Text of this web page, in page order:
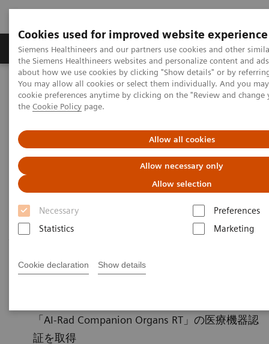
Cookies used for improved website experience
Siemens Healthineers and our partners use cookies and other
the Siemens Healthineers websites and personalize content and
about how we use cookies by clicking "Show details" or by
You may allow all cookies or select them individually. And you
cookie preferences anytime by clicking on the "Review and
the Cookie Policy page.
Allow all cookies
Allow necessary only
Allow selection
Necessary
Preferences
Statistics
Marketing
Cookie declaration Show details
製品＆サービス サポート情報 Insights
ホーム プレスルーム
プレスリリース
AI技術を用いた画像解析ソフト ウェア「AI-Rad Companion 」に3
つのシリーズを追加
AI技術を用いた画像解析ソフ
ト ウェア「AI-Rad Companion
」に3つのシリーズを追加
解析機能も10種に増え、AIを活用した画像解
析サポートを大幅に強化
「AI-Rad Companion Organs RT」の医療機器認
証を取得